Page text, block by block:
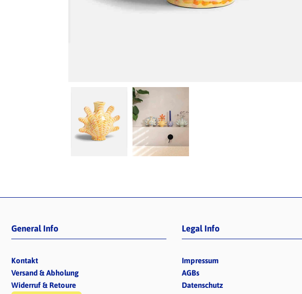
General Info
Kontakt
Versand & Abholung
Widerruf & Retoure
Legal Info
Impressum
AGBs
Datenschutz